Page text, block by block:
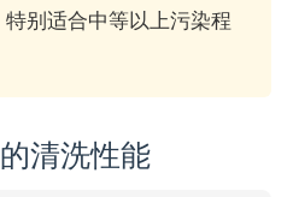
别适合中等以上污染程
清洗性能